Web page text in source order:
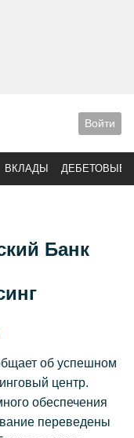
Войти
ВКЛАДЫ ДЕБЕТОВЫЕ
Банк
об успешном
центр.
обеспечения
переведены